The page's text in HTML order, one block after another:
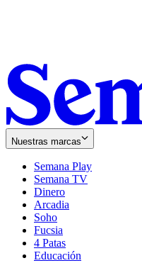
Nuestras marcas
Semana Play
Semana TV
Dinero
Arcadia
Soho
in
new
window
Fucsia
in
new
4 Patas
Educación